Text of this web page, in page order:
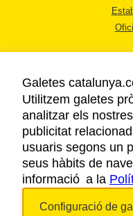
Galetes
Utilitzem galetes
analitzar els
publicitat
usuaris segons un
seus hàbits de
informació a la
Configuració de